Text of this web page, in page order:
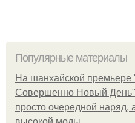
Популярные материалы
На шанхайской премьере
Совершенно Новый
просто очередной наряд,